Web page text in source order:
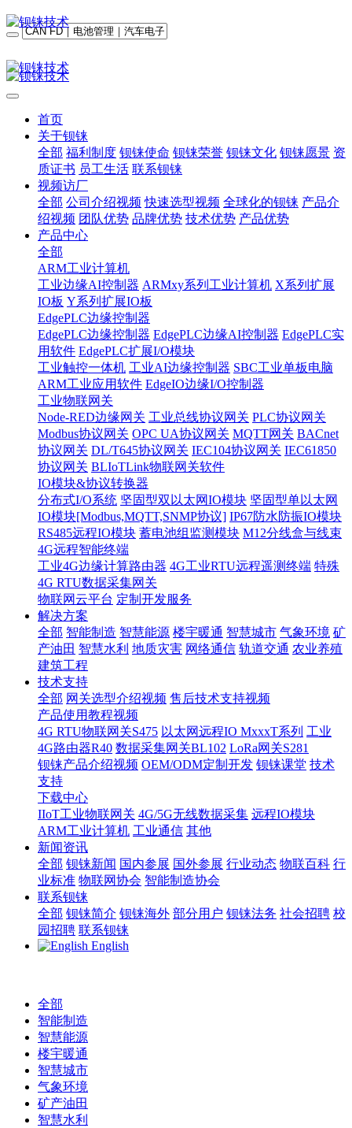
首页
关于钡铼
全部 福利制度 钡铼使命 钡铼荣誉 钡铼文化 钡铼愿景 资
质证书 员工生活 联系钡铼
视频访厂
全部 公司介绍视频 快速选型视频 全球化的钡铼 产品介
绍视频 团队优势 品牌优势 技术优势 产品优势
产品中心
全部
ARM工业计算机
工业边缘AI控制器 ARMxy系列工业计算机 X系列扩展
IO板 Y系列扩展IO板
EdgePLC边缘控制器
EdgePLC边缘控制器 EdgePLC边缘AI控制器 EdgePLC实
用软件 EdgePLC扩展I/O模块
工业触控一体机 工业AI边缘控制器 SBC工业单板电脑
ARM工业应用软件 EdgeIO边缘I/O控制器
工业物联网关
Node-RED边缘网关 工业总线协议网关 PLC协议网关
Modbus协议网关 OPC UA协议网关 MQTT网关 BACnet
协议网关 DL/T645协议网关 IEC104协议网关 IEC61850
协议网关 BLIoTLink物联网关软件
IO模块&协议转换器
分布式I/O系统 坚固型双以太网IO模块 坚固型单以太网
IO模块[Modbus,MQTT,SNMP协议] IP67防水防振IO模块
RS485远程IO模块 蓄电池组监测模块 M12分线盒与线束
4G远程智能终端
工业4G边缘计算路由器 4G工业RTU远程遥测终端 特殊
4G RTU数据采集网关
物联网云平台 定制开发服务
解决方案
全部 智能制造 智慧能源 楼宇暖通 智慧城市 气象环境 矿
产油田 智慧水利 地质灾害 网络通信 轨道交通 农业养殖
建筑工程
技术支持
全部 网关选型介绍视频 售后技术支持视频
产品使用教程视频
4G RTU物联网关S475 以太网远程IO MxxxT系列 工业
4G路由器R40 数据采集网关BL102 LoRa网关S281
钡铼产品介绍视频 OEM/ODM定制开发 钡铼课堂 技术
支持
下载中心
IIoT工业物联网关 4G/5G无线数据采集 远程IO模块
ARM工业计算机 工业通信 其他
新闻资讯
全部 钡铼新闻 国内参展 国外参展 行业动态 物联百科 行
业标准 物联网协会 智能制造协会
联系钡铼
全部 钡铼简介 钡铼海外 部分用户 钡铼法务 社会招聘 校
园招聘 联系钡铼
English
全部
智能制造
智慧能源
楼宇暖通
智慧城市
气象环境
矿产油田
智慧水利